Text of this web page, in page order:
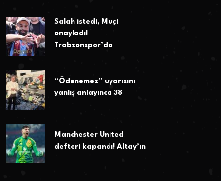
Salah istedi, Muçi
onayladı!
Trabzonspor’da
“Ödenemez” uyarısını
yanlış anlayınca 38
Manchester United
defteri kapandı! Altay’ın